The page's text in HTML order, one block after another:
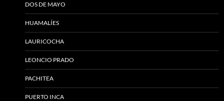
DOS DE MAYO
HUAMALÍES
LAURICOCHA
LEONCIO PRADO
PACHITEA
PUERTO INCA